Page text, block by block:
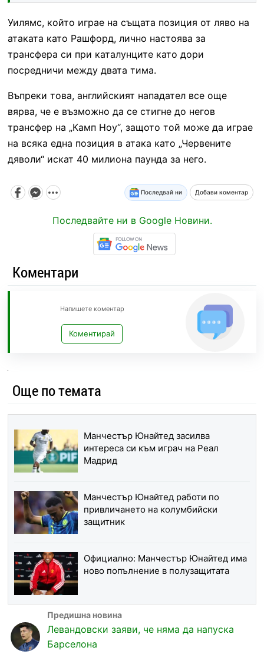
Уилямс, който играе на същата позиция от ляво на
атаката като Рашфорд, лично настоява за
трансфера си при каталунците като дори
посредничи между двата тима.
Въпреки това, английският нападател все още
вярва, че е възможно да се стигне до негов
трансфер на „Камп Ноу“, защото той може да играе
на всяка една позиция в атака като „Червените
дяволи“ искат 40 милиона паунда за него.
Последвай ни Добави коментар
Последвайте ни в Google Новини.
Коментари
Напишете коментар
Коментирай
Още по темата
Манчестър Юнайтед засилва
интереса си към играч на Реал
Мадрид
Манчестър Юнайтед работи по
привличането на колумбийски
защитник
Официално: Манчестър Юнайтед има
ново попълнение в полузащитата
Левандовски заяви, че няма да напуска
Барселона